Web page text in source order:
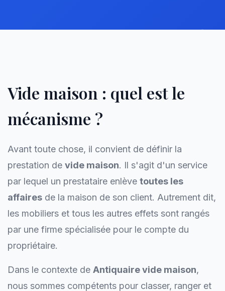
Vide maison : quel est le
mécanisme ?
Avant toute chose, il convient de définir la
prestation de vide maison. Il s'agit d'un service
par lequel un prestataire enlève toutes les
affaires de la maison de son client. Autrement dit,
les mobiliers et tous les autres effets sont rangés
par une firme spécialisée pour le compte du
propriétaire.
Dans le contexte de Antiquaire vide maison,
nous sommes compétents pour classer, ranger et